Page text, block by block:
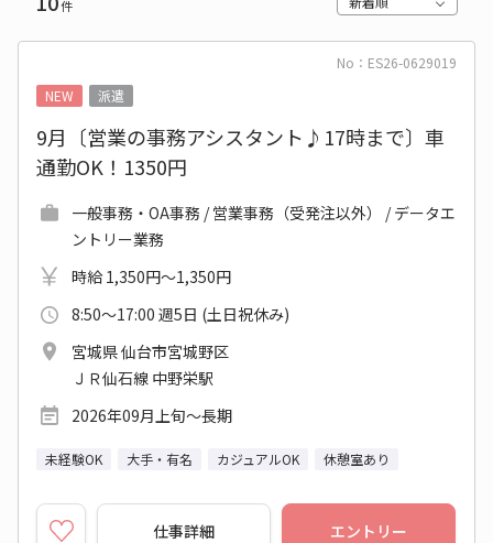
件
No：ES26-0629019
NEW
派遣
9月〔営業の事務アシスタント♪17時まで〕車
通勤OK！1350円
一般事務・OA事務 / 営業事務（受発注以外） / データエ
ントリー業務
時給 1,350円～1,350円
8:50～17:00 週5日 (土日祝休み)
宮城県 仙台市宮城野区
ＪＲ仙石線 中野栄駅
2026年09月上旬～長期
未経験OK 大手・有名 カジュアルOK 休憩室あり
仕事詳細 エントリー